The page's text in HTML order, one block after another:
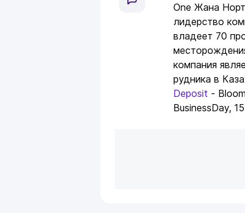
One Жана
лидерство
владеет 70
компания
рудника в
Deposit -
BusinessDay,